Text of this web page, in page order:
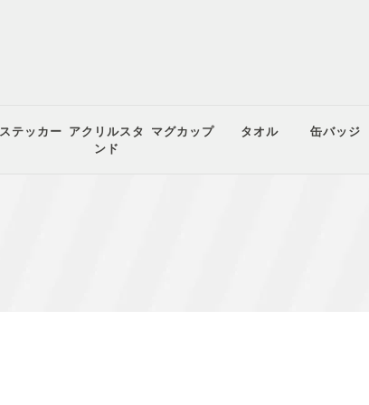
ステッカー アクリルスタ
ンド
マグカップ タオル 缶バッジ